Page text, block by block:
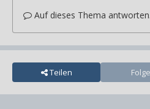
Auf dieses Thema
Teilen